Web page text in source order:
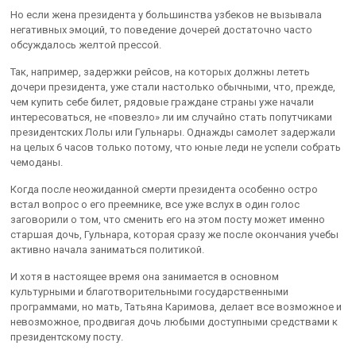
Но если жена президента у большинства узбеков не вызывала
негативных эмоций, то поведение дочерей достаточно часто
обсуждалось желтой прессой.
Так, например, задержки рейсов, на которых должны лететь
дочери президента, уже стали настолько обычными, что, прежде,
чем купить себе билет, рядовые граждане страны уже начали
интересоваться, не «повезло» ли им случайно стать попутчиками
президентских Лолы или Гульнары. Однажды самолет задержали
на целых 6 часов только потому, что юные леди не успели собрать
чемоданы.
Когда после неожиданной смерти президента особенно остро
встал вопрос о его преемнике, все уже вслух в один голос
заговорили о том, что сменить его на этом посту может именно
старшая дочь, Гульнара, которая сразу же после окончания учебы
активно начала заниматься политикой.
И хотя в настоящее время она занимается в основном
культурными и благотворительными государственными
программами, но мать, Татьяна Каримова, делает все возможное и
невозможное, продвигая дочь любыми доступными средствами к
президентскому посту.